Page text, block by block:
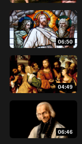
06:50
04:49
06:46